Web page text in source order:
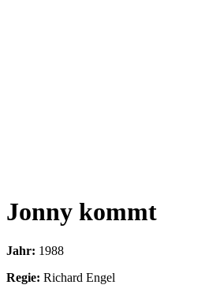
Jonny kommt
Jahr: 1988
Regie: Richard Engel